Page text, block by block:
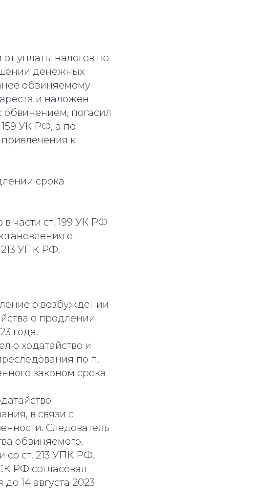
уплаты налогов по
денежных
обвиняемому
и наложен
погасил
УК РФ, а по
к
срока
части ст. 199 УК РФ
о
213 УПК РФ.
о возбуждении
о продлении
года.
ходатайство и
по п.
законом срока
в связи с
Следователь
обвиняемого.
со ст. 213 УПК РФ.
РФ согласовал
14 августа 2023